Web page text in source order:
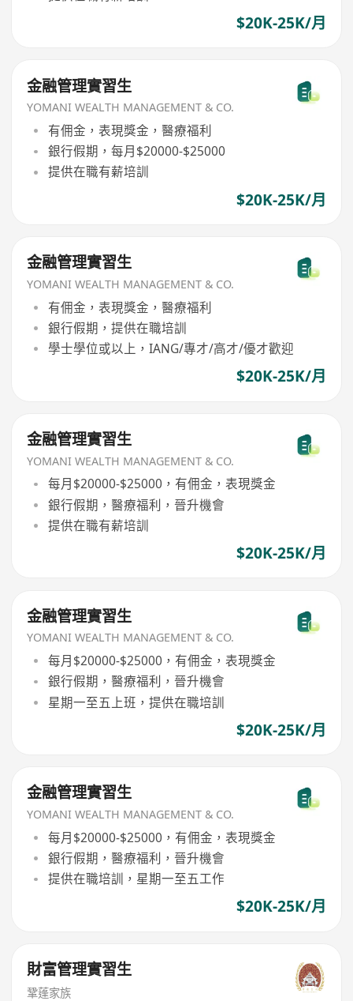
$20K-25K/月
金融管理實習生
YOMANI WEALTH MANAGEMENT & CO.
有佣金，表現獎金，醫療福利
銀行假期，每月$20000-$25000
提供在職有薪培訓
$20K-25K/月
金融管理實習生
YOMANI WEALTH MANAGEMENT & CO.
有佣金，表現獎金，醫療福利
銀行假期，提供在職培訓
學士學位或以上，IANG/專才/高才/優才歡迎
$20K-25K/月
金融管理實習生
YOMANI WEALTH MANAGEMENT & CO.
每月$20000-$25000，有佣金，表現獎金
銀行假期，醫療福利，晉升機會
提供在職有薪培訓
$20K-25K/月
金融管理實習生
YOMANI WEALTH MANAGEMENT & CO.
每月$20000-$25000，有佣金，表現獎金
銀行假期，醫療福利，晉升機會
星期一至五上班，提供在職培訓
$20K-25K/月
金融管理實習生
YOMANI WEALTH MANAGEMENT & CO.
每月$20000-$25000，有佣金，表現獎金
銀行假期，醫療福利，晉升機會
提供在職培訓，星期一至五工作
$20K-25K/月
財富管理實習生
鞏蓬家族